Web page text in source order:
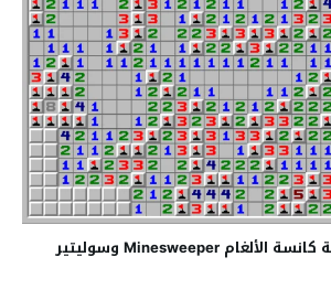
تحميل وتشغيل لعبة كانسة الألغام Minesweeper وسوليتير